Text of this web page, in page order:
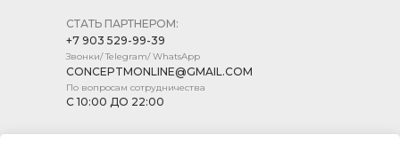
СТАТЬ ПАРТНЕРОМ:
+7 903 529-99-39
Звонки/ Telegram/ WhatsApp
CONCEPTMONLINE@GMAIL.COM
По вопросам сотрудничества
С 10:00 ДО 22:00